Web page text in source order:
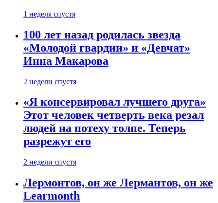
1 неделя спустя
100 лет назад родилась звезда
«Молодой гвардии» и «Девчат»
Инна Макарова
2 недели спустя
«Я консервировал лучшего друга»
Этот человек четверть века резал
людей на потеху толпе. Теперь
разрежут его
2 недели спустя
Лермонтов, он же Лермантов, он же
Learmonth